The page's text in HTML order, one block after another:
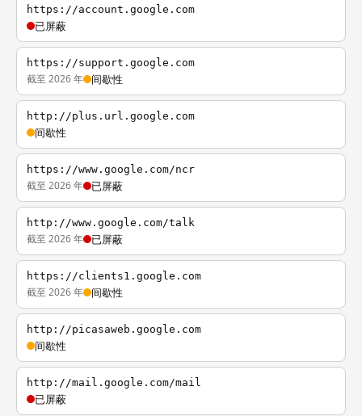
https://account.google.com
已屏蔽
https://support.google.com
截至 2026 年 间歇性
http://plus.url.google.com
间歇性
https://www.google.com/ncr
截至 2026 年 已屏蔽
http://www.google.com/talk
截至 2026 年 已屏蔽
https://clients1.google.com
截至 2026 年 间歇性
http://picasaweb.google.com
间歇性
http://mail.google.com/mail
已屏蔽